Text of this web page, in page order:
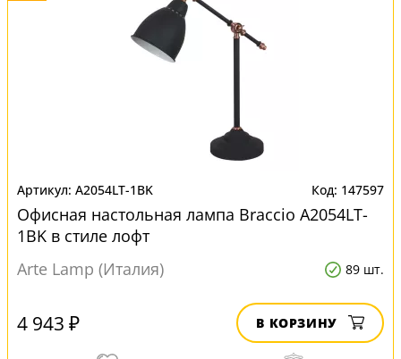
A2054LT-1BK 147597
Офисная настольная лампа Braccio A2054LT-
1BK в стиле лофт
Arte Lamp (Италия)
89 шт.
4 943 ₽ В КОРЗИНУ